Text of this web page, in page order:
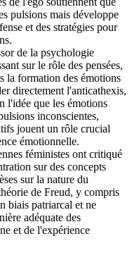
pulsions mais développe
et des stratégies pour
de la psychologie
sur le rôle des pensées,
la formation des émotions
directement l'anticathexis,
l'idée que les émotions
inconscientes,
jouent un rôle crucial
émotionnelle.
féministes ont critiqué
sur des concepts
sur la nature du
de Freud, y compris
biais patriarcal et ne
adéquate des
et de l'expérience